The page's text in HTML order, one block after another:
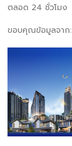
ตลอด 24 ชั่วโมง
ขอบคุณข้อมูลจาก: